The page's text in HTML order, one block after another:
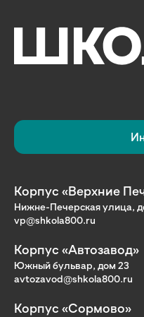
Корпус «Верхние
Нижне-Печерская улица,
vp@shkola800.ru
Корпус «Автозавод»
Южный бульвар, дом 23
avtozavod@shkola800.ru
Корпус «Сормово»